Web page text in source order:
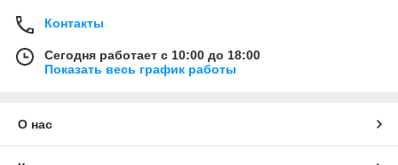
Контакты
Сегодня работает с 10:00 до 18:00
Показать весь график работы
О нас